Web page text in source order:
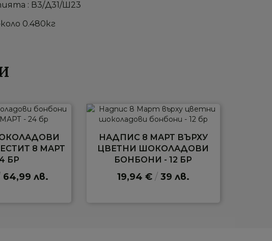
: В3/Д31/Ш23
0.480кг
8 МАРТ
БР
64,99 лв.
НАДПИС 8 МАРТ ВЪРХУ
ЦВЕТНИ ШОКОЛАДОВИ
БОНБОНИ - 12 БР
19,94 € /39 лв.